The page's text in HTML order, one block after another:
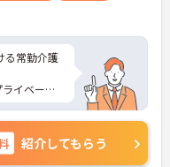
る常勤介護
イベート
、さらに詳
さい。
紹介してもらう